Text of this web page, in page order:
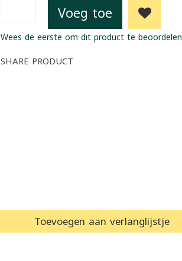
Voeg toe
Wees de eerste om dit product te beoordelen
SHARE PRODUCT
Toevoegen aan verlanglijstje